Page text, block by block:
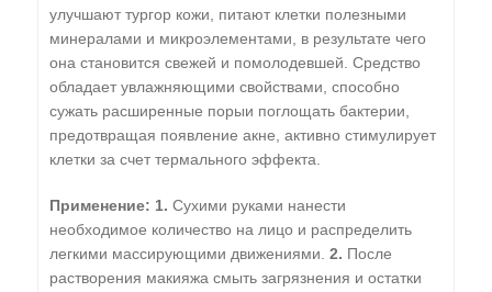
улучшают тургор кожи, питают клетки полезными
минералами и микроэлементами, в результате чего
она становится свежей и помолодевшей. Средство
обладает увлажняющими свойствами, способно
сужать расширенные порыи поглощать бактерии,
предотвращая появление акне, активно стимулирует
клетки за счет термального эффекта.
Применение: 1. Сухими руками нанести
необходимое количество на лицо и распределить
легкими массирующими движениями. 2. После
растворения макияжа смыть загрязнения и остатки